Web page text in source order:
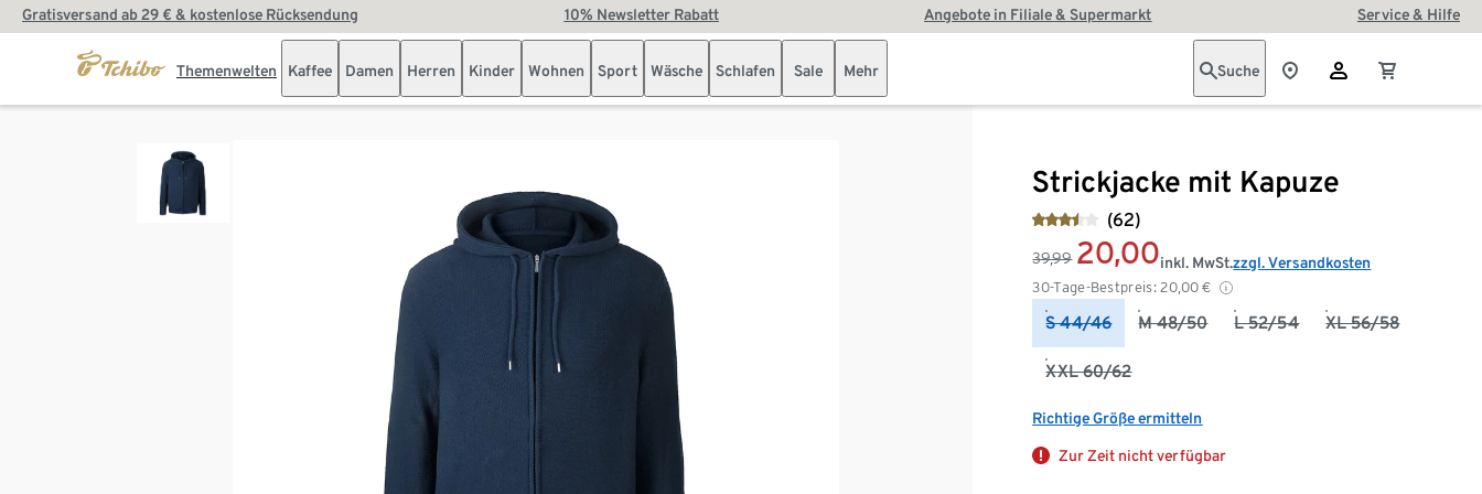
Gratisversand ab 29 € & kostenlose Rücksendung 10% Newsletter Rabatt Angebote in Filiale & Supermarkt Service & Hilfe
Themenwelten Kaffee Damen Herren Kinder Wohnen Sport Wäsche Schlafen Sale Mehr Suche
Strickjacke mit Kapuze
(62)
39,99 20,00
30-Tage-Bestpreis: 20,00 €
inkl. MwSt.zzgl. Versandkosten
S 44/46 M 48/50 L 52/54 XL 56/58
XXL 60/62
Richtige Größe ermitteln
Zur Zeit nicht verfügbar